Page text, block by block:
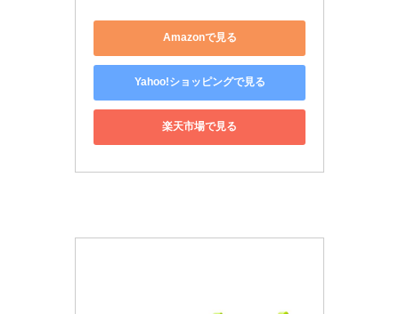
Amazonで見る
Yahoo!ショッピングで見る
楽天市場で見る